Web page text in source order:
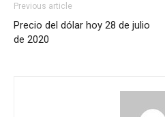
Previous article
Precio del dólar hoy 28 de julio
de 2020